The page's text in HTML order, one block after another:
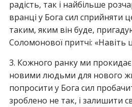
радість, так і найбільше
вранці у Бога сил сприйняти
таким, яким він буде,
Соломонової притчі: «Навіть
3. Кожного ранку ми
новими людьми для нового
попросити у Бога сил
зроблено не так, і залишити